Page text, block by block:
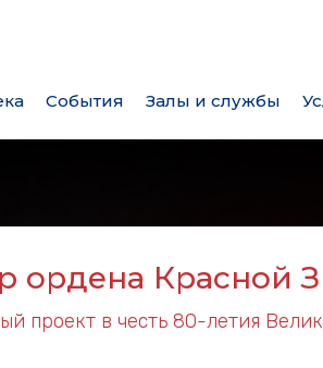
События Залы и службы
ордена Красной
проект в честь 80-летия